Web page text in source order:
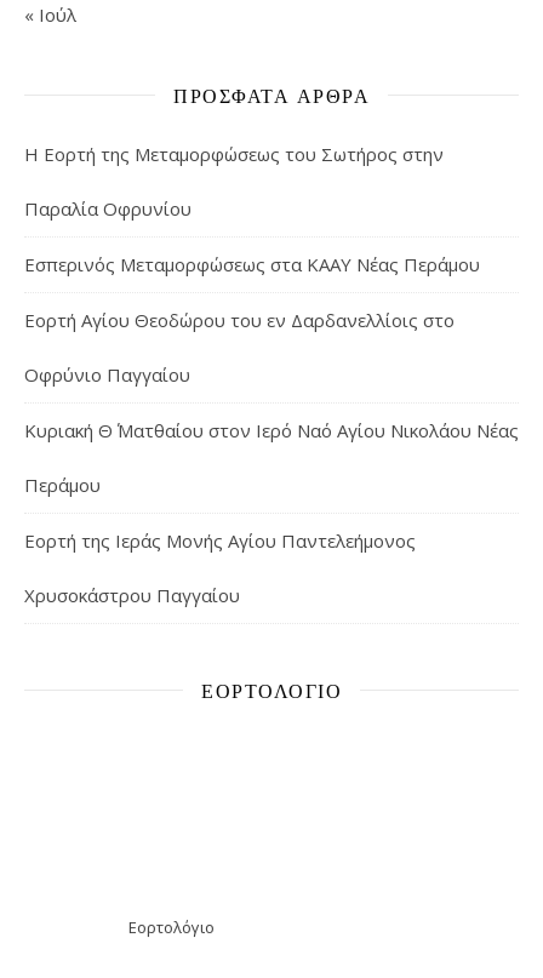
« Ιούλ
ΠΡΌΣΦΑΤΑ ΆΡΘΡΑ
Η Εορτή της Μεταμορφώσεως του Σωτήρος στην
Παραλία Οφρυνίου
Εσπερινός Μεταμορφώσεως στα ΚΑΑΥ Νέας Περάμου
Εορτή Αγίου Θεοδώρου του εν Δαρδανελλίοις στο
Οφρύνιο Παγγαίου
Κυριακή Θ΄ Ματθαίου στον Ιερό Ναό Αγίου Νικολάου Νέας
Περάμου
Εορτή της Ιεράς Μονής Αγίου Παντελεήμονος
Χρυσοκάστρου Παγγαίου
ΕΟΡΤΟΛΌΓΙΟ
Εορτολόγιο